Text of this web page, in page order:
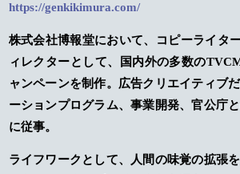
https://genkikimura.com/
株式会社博報堂において、コピーライタ
ィレクターとして、国内外の多数の
ャンペーンを制作。広告クリエイティブ
ーションプログラム、事業開発、官公庁
に従事。
ライフワークとして、人間の味覚の拡張